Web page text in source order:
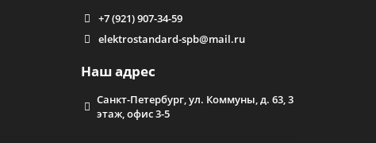
+7 (921) 907-34-59
elektrostandard-spb@mail.ru
Наш адрес
Санкт-Петербург, ул. Коммуны, д. 63, 3
этаж, офис 3-5